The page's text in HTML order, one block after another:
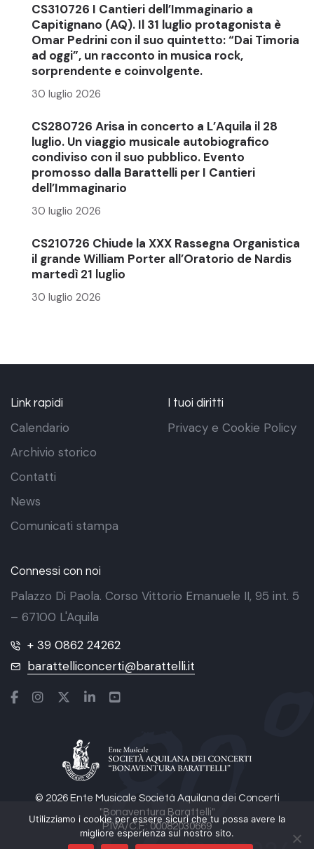
CS310726 I Cantieri dell’Immaginario a
Capitignano (AQ). Il 31 luglio protagonista è
Omar Pedrini con il suo quintetto: “Dai Timoria
ad oggi”, un racconto in musica rock,
sorprendente e coinvolgente.
30 luglio 2026
CS280726 Arisa in concerto a L’Aquila il 28
luglio. Un viaggio musicale autobiografico
condiviso con il suo pubblico. Evento
promosso dalla Barattelli per I Cantieri
dell’Immaginario
30 luglio 2026
CS210726 Chiude la XXX Rassegna Organistica
il grande William Porter all’Oratorio de Nardis
martedì 21 luglio
30 luglio 2026
© 2026 Ente Musicale Società Aquilana dei Concerti
"Bonaventura Barattelli"
P.IVA/C.F.: 00082030669
Link rapidi
Calendario
Archivio storico
Contatti
News
Comunicati stampa
I tuoi diritti
Privacy e Cookie Policy
Connessi con noi
Palazzo Di Paola. Corso Vittorio Emanuele II, 95 int. 5
– 67100 L'Aquila
+ 39 0862 24262
barattelliconcerti@barattelli.it
Utilizziamo i cookie per essere sicuri che tu possa avere la
migliore esperienza sul nostro sito.